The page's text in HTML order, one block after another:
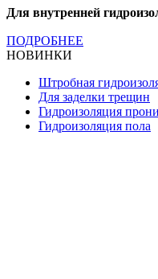
Для внутренней
ПОДРОБНЕЕ
НОВИНКИ
Штробная
Для заделки трещин
Гидроизоляция
Гидроизоляция пола